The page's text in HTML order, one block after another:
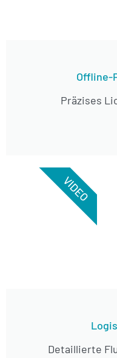
Offline-
Präzises
Detaillierte
VIDEO